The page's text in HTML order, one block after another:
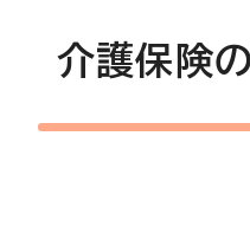
介護保険